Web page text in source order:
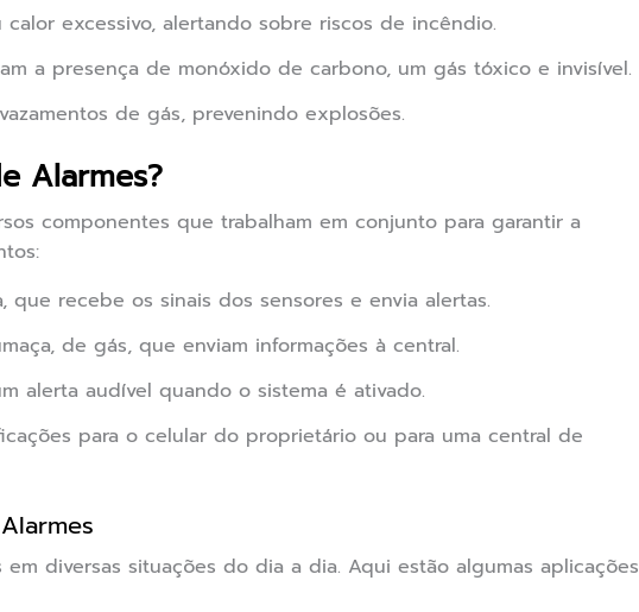
calor excessivo, alertando sobre riscos de incêndio.
a presença de monóxido de carbono, um gás tóxico e invisível.
de gás, prevenindo explosões.
Alarmes?
componentes que trabalham em conjunto para garantir a
que recebe os sinais dos sensores e envia alertas.
de gás, que enviam informações à central.
alerta audível quando o sistema é ativado.
para o celular do proprietário ou para uma central de
diversas situações do dia a dia. Aqui estão algumas aplicações